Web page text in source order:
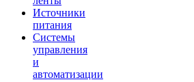
Источники
питания
Системы
управления
и
автоматизации